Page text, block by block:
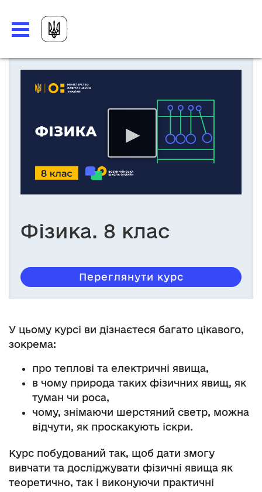
Фізика. 8 клас
Переглянути курс
У цьому курсі ви дізнаєтеся багато цікавого,
зокрема:
про теплові та електричні явища,
в чому природа таких фізичних явищ, як
туман чи роса,
чому, знімаючи шерстяний светр, можна
відчути, як проскакують іскри.
Курс побудований так, щоб дати змогу
вивчати та досліджувати фізичні явища як
теоретично, так і виконуючи практичні